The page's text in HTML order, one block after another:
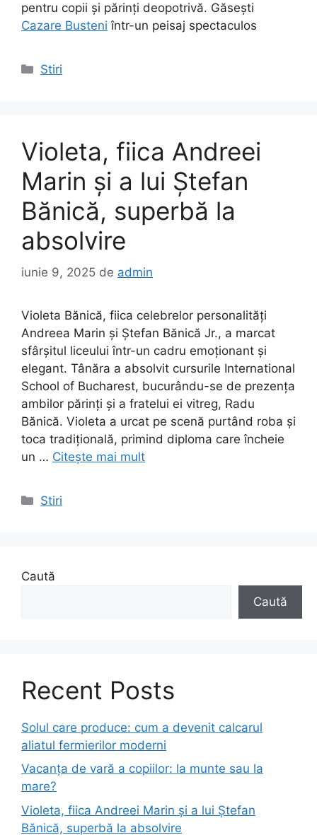
pentru copii și părinți deopotrivă. Găsești
Cazare Busteni într-un peisaj spectaculos
Categorii
Stiri
Violeta, fiica Andreei
Marin și a lui Ștefan
Bănică, superbă la
absolvire
iunie 9, 2025 de admin
Violeta Bănică, fiica celebrelor personalități
Andreea Marin și Ștefan Bănică Jr., a marcat
sfârșitul liceului într-un cadru emoționant și
elegant. Tânăra a absolvit cursurile International
School of Bucharest, bucurându-se de prezența
ambilor părinți și a fratelui ei vitreg, Radu
Bănică. Violeta a urcat pe scenă purtând roba și
toca tradițională, primind diploma care încheie
un … Citește mai mult
Categorii
Stiri
Caută
Caută
Recent Posts
Solul care produce: cum a devenit calcarul
aliatul fermierilor moderni
Vacanța de vară a copiilor: la munte sau la
mare?
Violeta, fiica Andreei Marin și a lui Ștefan
Bănică, superbă la absolvire